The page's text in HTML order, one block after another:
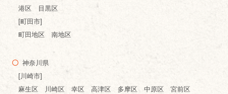
港区 目黒区
[町田市]
町田地区 南地区
神奈川県
[川崎市]
麻生区 川崎区 幸区 高津区 多摩区 中原区 宮前区